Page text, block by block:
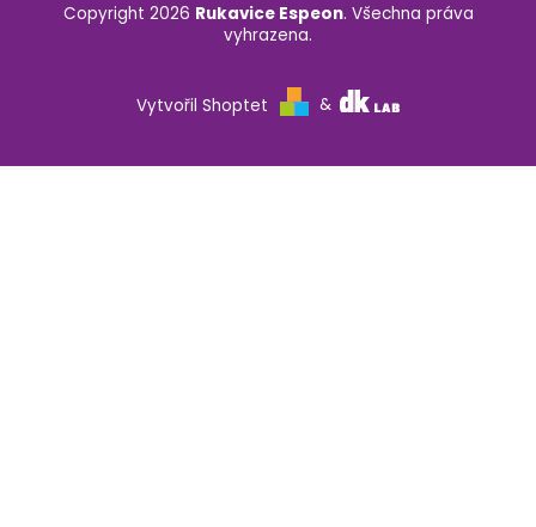
Vytvořil Shoptet &
Copyright 2026 Rukavice Espeon. Všechna práva
vyhrazena.